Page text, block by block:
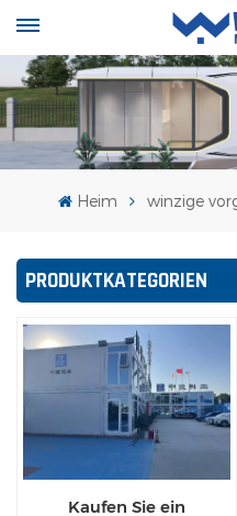
Heim winzige
PRODUKTKATEGORIEN
Kaufen Sie ein